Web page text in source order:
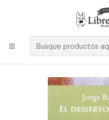
Despacho a
El Desierto Y Su